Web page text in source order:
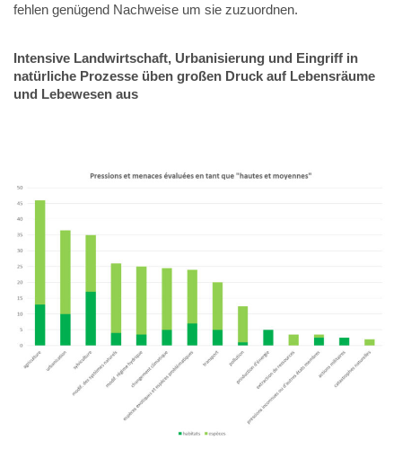
fehlen genügend Nachweise um sie zuzuordnen.
Intensive Landwirtschaft, Urbanisierung und Eingriff in
natürliche Prozesse üben großen Druck auf Lebensräume
und Lebewesen aus